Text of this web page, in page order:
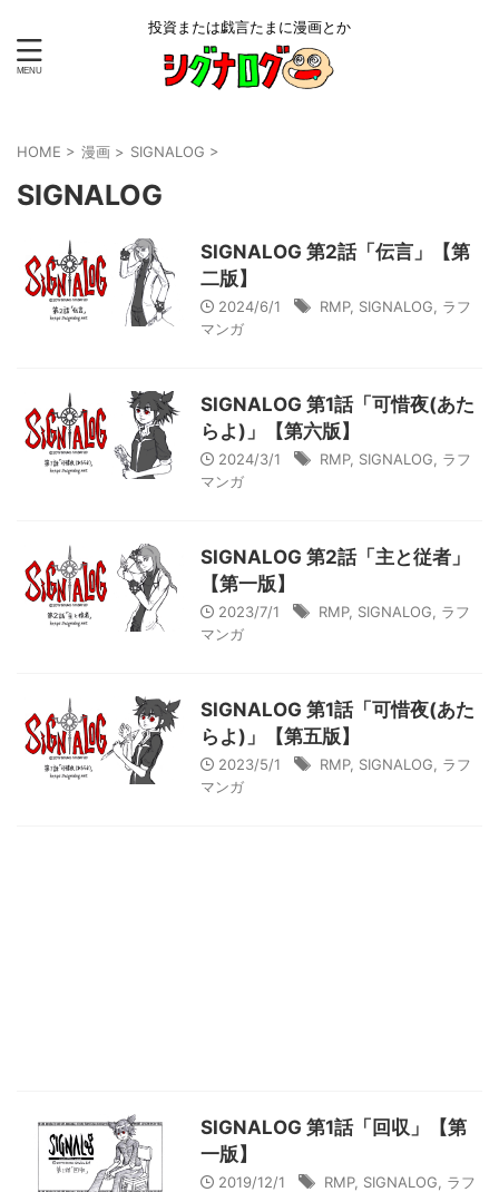
投資または戯言たまに漫画とか
HOME > 漫画 > SIGNALOG >
SIGNALOG
SIGNALOG 第2話「伝言」【第
二版】
2024/6/1 RMP, SIGNALOG
ラフ
マンガ
SIGNALOG 第1話「可惜夜(あた
らよ)」【第六版】
2024/3/1 RMP, SIGNALOG
ラフ
マンガ
SIGNALOG 第2話「主と従者」
【第一版】
2023/7/1 RMP, SIGNALOG
ラフ
マンガ
SIGNALOG 第1話「可惜夜(あた
らよ)」【第五版】
2023/5/1 RMP, SIGNALOG
ラフ
マンガ
SIGNALOG 第1話「回収」【第
一版】
2019/12/1 RMP, SIGNALOG
ラフ